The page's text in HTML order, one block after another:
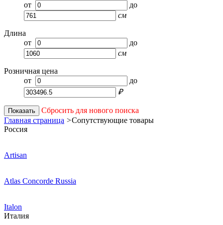
от
до
см
Длина
от
до
см
Розничная цена
от
до
₽
Показать
Сбросить для нового поиска
Главная страница >Сопутствующие товары
Россия
Artisan
Atlas Concorde Russia
Italon
Италия